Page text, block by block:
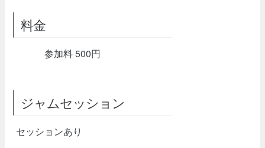
料金
参加料 500円
ジャムセッション
セッションあり